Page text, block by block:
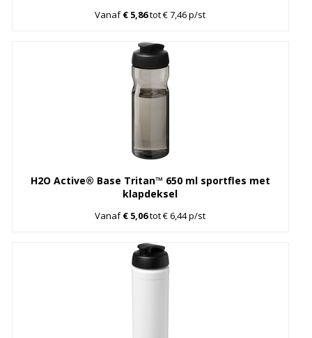
Vanaf€ 5,86tot € 7,46 p/st
H2O Active® Base Tritan™ 650 ml sportfles met
klapdeksel
Vanaf€ 5,06tot € 6,44 p/st